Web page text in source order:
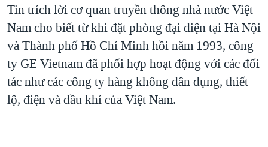
VĂN HOÁ
THỂ THAO
GIÁO DỤC
GROUND ZERO – XƯA VÀ NAY
CHI PHÍ CHIẾN TRANH AFGHANISTAN
CÁC GIÁ TRỊ CỘNG HÒA Ở VIỆT NAM
THƯỢNG ĐỈNH TRUMP-KIM TẠI VIỆT NAM
TRỊNH VĨNH BÌNH VS. CHÍNH PHỦ VIỆT NAM
Ngôn ngữ khác
Tin trích lời cơ quan truyền thông nhà nước Việt
Nam cho biết từ khi đặt phòng đại diện tại Hà Nội
và Thành phố Hồ Chí Minh hồi năm 1993, công
ty GE Vietnam đã phối hợp hoạt động với các đối
tác như các công ty hàng không dân dụng, thiết
lộ, điện và dầu khí của Việt Nam.